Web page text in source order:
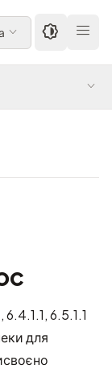
6.5.1.1
для